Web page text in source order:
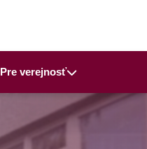
Pre verejnosť